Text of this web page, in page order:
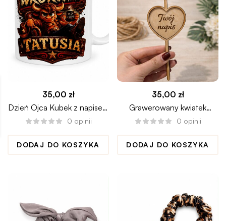
35,00 zł
Dzień Ojca Kubek z napisem
NIE WKU*WIAJ TATUSIA
0 opinii
DODAJ DO KOSZYKA
35,00 zł
Grawerowany kwiatek
personalizowany twój napis
0 opinii
DODAJ DO KOSZYKA